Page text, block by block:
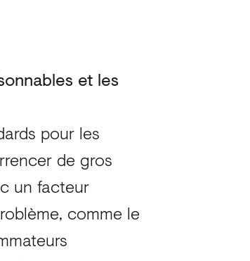
et les
pour les
de gros
un facteur
comme le